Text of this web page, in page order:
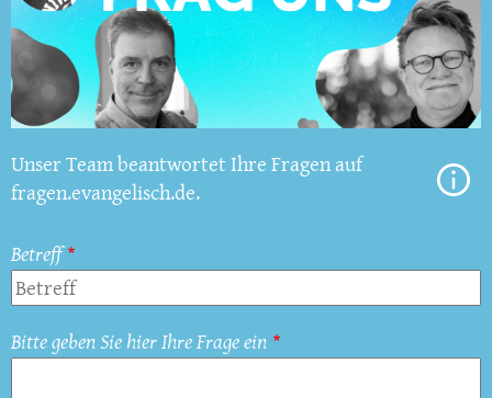
Unser Team beantwortet Ihre Fragen auf
fragen.evangelisch.de.
Betreff
Bitte geben Sie hier Ihre Frage ein